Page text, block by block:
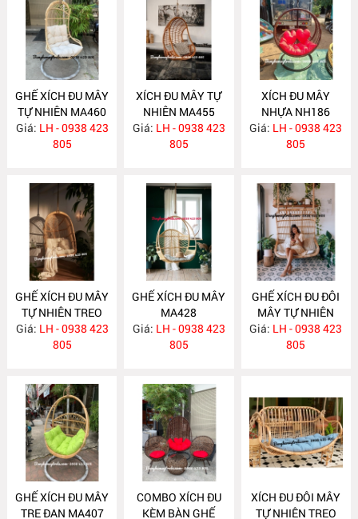
GHẾ XÍCH ĐU MÂY
TỰ NHIÊN MA460
Giá: LH - 0938 423
805
XÍCH ĐU MÂY TỰ
NHIÊN MA455
Giá: LH - 0938 423
805
XÍCH ĐU MÂY
NHỰA NH186
Giá: LH - 0938 423
805
GHẾ XÍCH ĐU MÂY
TỰ NHIÊN TREO
TRẦN NHÀ MA451
Giá: LH - 0938 423
805
GHẾ XÍCH ĐU MÂY
MA428
Giá: LH - 0938 423
805
GHẾ XÍCH ĐU ĐÔI
MÂY TỰ NHIÊN
TREO TRẦN NHÀ
MA420
Giá: LH - 0938 423
805
GHẾ XÍCH ĐU MÂY
TRE ĐAN MA407
COMBO XÍCH ĐU
KÈM BÀN GHẾ
XÍCH ĐU ĐÔI MÂY
TỰ NHIÊN TREO